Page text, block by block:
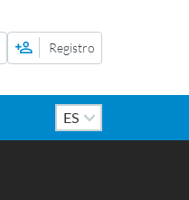
Registro